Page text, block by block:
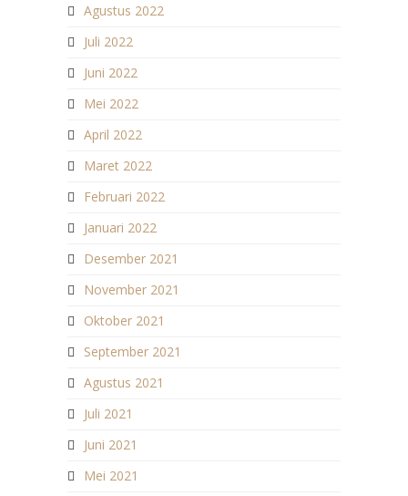
Agustus 2022
Juli 2022
Juni 2022
Mei 2022
April 2022
Maret 2022
Februari 2022
Januari 2022
Desember 2021
November 2021
Oktober 2021
September 2021
Agustus 2021
Juli 2021
Juni 2021
Mei 2021